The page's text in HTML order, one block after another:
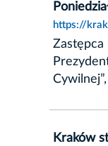
https://
Zastępca
Kraków